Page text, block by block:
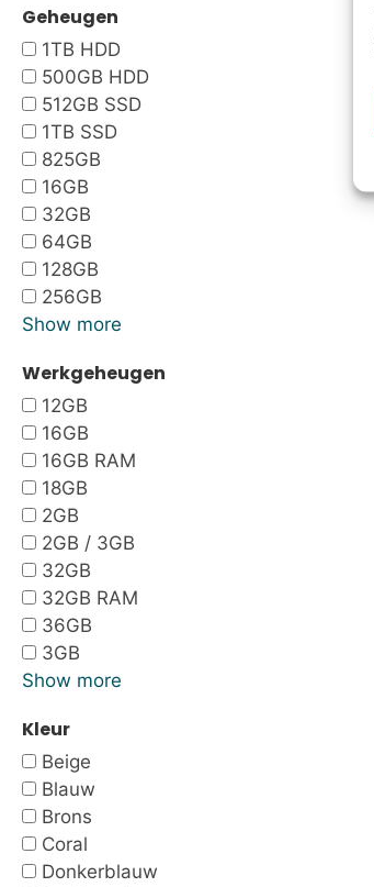
Geheugen
1TB HDD
500GB HDD
512GB SSD
1TB SSD
825GB
16GB
32GB
64GB
128GB
256GB
Show more
Werkgeheugen
12GB
16GB
16GB RAM
18GB
2GB
2GB / 3GB
32GB
32GB RAM
36GB
3GB
Show more
Kleur
Beige
Blauw
Brons
Coral
Donkerblauw